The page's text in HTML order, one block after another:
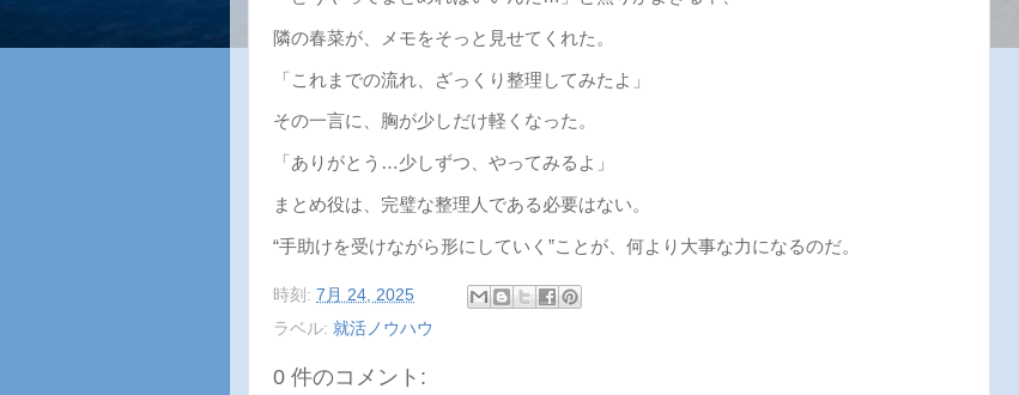
隣の春菜が、メモをそっと見せてくれた。
「これまでの流れ、ざっくり整理してみたよ」
その一言に、胸が少しだけ軽くなった。
「ありがとう…少しずつ、やってみるよ」
まとめ役は、完璧な整理人である必要はない。
“手助けを受けながら形にしていく”ことが、何より大事な力になるのだ。
時刻: 7月 24, 2025
ラベル: 就活ノウハウ
0 件のコメント: